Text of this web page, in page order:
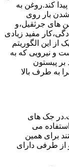
کند.روغن به
شدن بار روی
های جرثقیل،و
مفید زیادی
از این الگوریتم
و نیرویی که به
پیستون
به طرف بالا
جک های
می
برای همین
طرفی دارای